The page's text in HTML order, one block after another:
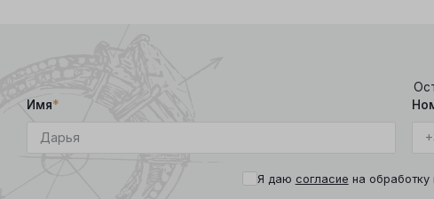
Имя*
Я даю согласие на